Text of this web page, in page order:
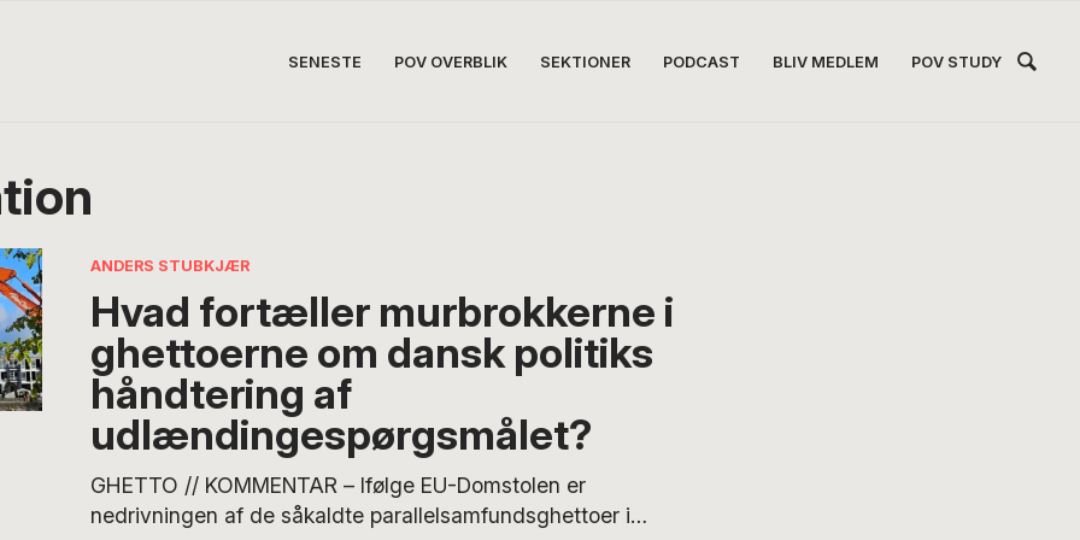
SENESTE POV OVERBLIK SEKTIONER PODCAST BLIV MEDLEM POV STUDY
ANDERS STUBKJÆR
Hvad fortæller murbrokkerne i
ghettoerne om dansk politiks
håndtering af
udlændingespørgsmålet?
GHETTO // KOMMENTAR – Ifølge EU-Domstolen er
nedrivningen af de såkaldte parallelsamfundsghettoer i